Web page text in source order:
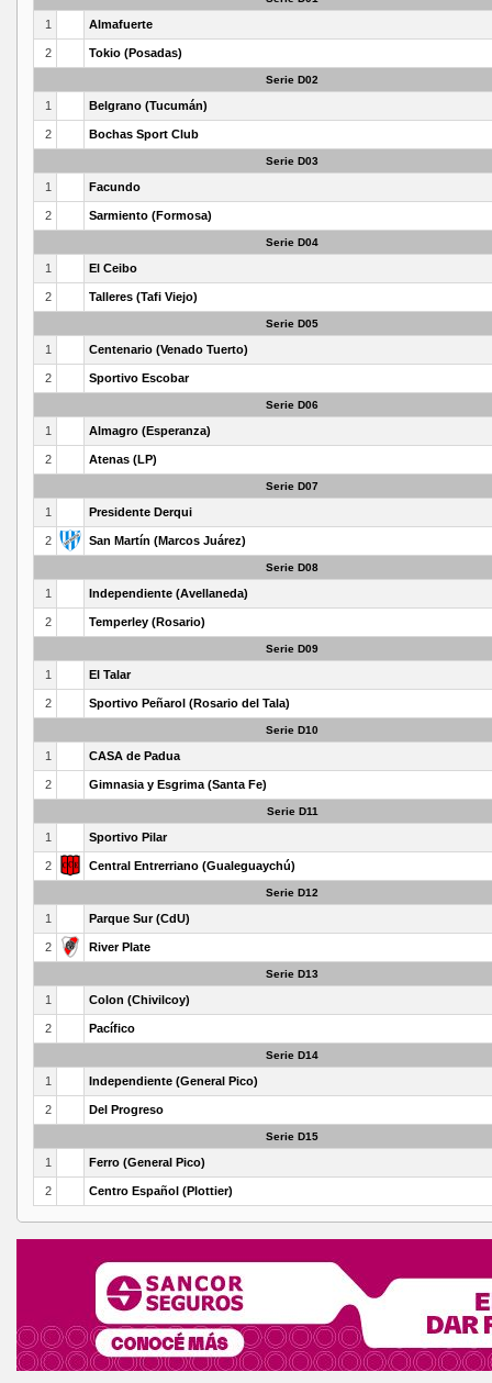
1 Almafuerte
2 Tokio (Posadas)
Serie D02
1 Belgrano (Tucumán)
2 Bochas Sport Club
Serie D03
1 Facundo
2 Sarmiento (Formosa)
Serie D04
1 El Ceibo
2 Talleres (Tafi Viejo)
Serie D05
1 Centenario (Venado Tuerto)
2 Sportivo Escobar
Serie D06
1 Almagro (Esperanza)
2 Atenas (LP)
Serie D07
1 Presidente Derqui
2 San Martín (Marcos Juárez)
Serie D08
1 Independiente (Avellaneda)
2 Temperley (Rosario)
Serie D09
1 El Talar
2 Sportivo Peñarol (Rosario del Tala)
Serie D10
1 CASA de Padua
2 Gimnasia y Esgrima (Santa Fe)
Serie D11
1 Sportivo Pilar
2 Central Entrerriano (Gualeguaychú)
Serie D12
1 Parque Sur (CdU)
2 River Plate
Serie D13
1 Colon (Chivilcoy)
2 Pacífico
Serie D14
1 Independiente (General Pico)
2 Del Progreso
Serie D15
1 Ferro (General Pico)
2 Centro Español (Plottier)